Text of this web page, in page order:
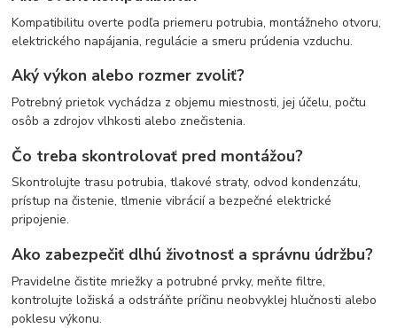
Kompatibilitu overte podľa priemeru potrubia, montážneho otvoru,
elektrického napájania, regulácie a smeru prúdenia vzduchu.
Aký výkon alebo rozmer zvoliť?
Potrebný prietok vychádza z objemu miestnosti, jej účelu, počtu
osôb a zdrojov vlhkosti alebo znečistenia.
Čo treba skontrolovať pred montážou?
Skontrolujte trasu potrubia, tlakové straty, odvod kondenzátu,
prístup na čistenie, tlmenie vibrácií a bezpečné elektrické
pripojenie.
Ako zabezpečiť dlhú životnosť a správnu údržbu?
Pravidelne čistite mriežky a potrubné prvky, meňte filtre,
kontrolujte ložiská a odstráňte príčinu neobvyklej hlučnosti alebo
poklesu výkonu.